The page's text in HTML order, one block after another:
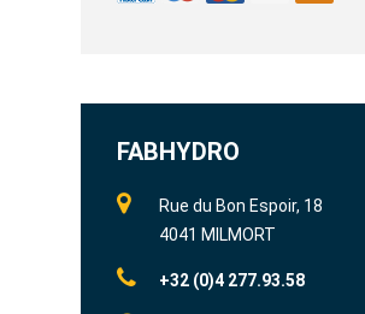
FABHYDRO
Rue du Bon Espoir, 18
4041 MILMORT
+32 (0)4 277.93.58